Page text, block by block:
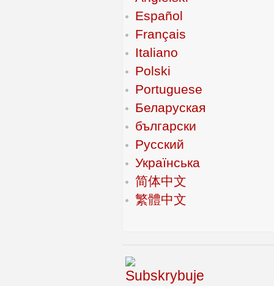
Español
Français
Italiano
Polski
Portuguese
Беларуская
български
Русский
Українська
简体中文
繁體中文